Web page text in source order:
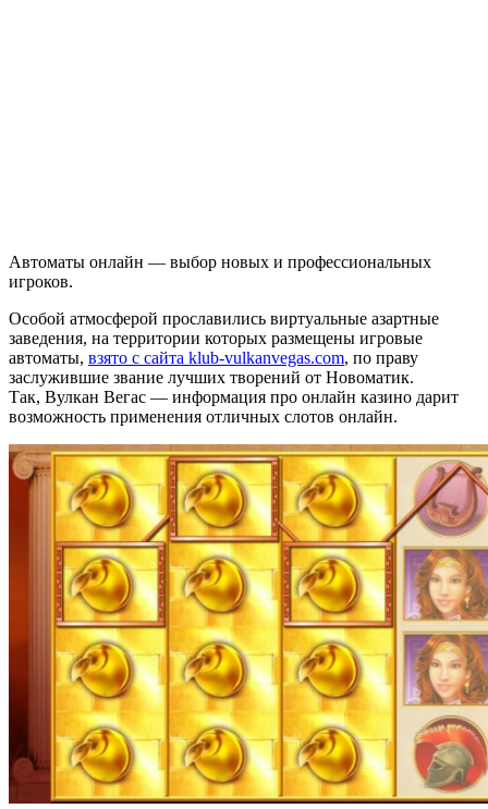
Автоматы онлайн — выбор новых и профессиональных
игроков.
Особой атмосферой прославились виртуальные азартные
заведения, на территории которых размещены игровые
автоматы, взято с сайта klub-vulkanvegas.com, по праву
заслужившие звание лучших творений от Новоматик.
Так, Вулкан Вегас — информация про онлайн казино дарит
возможность применения отличных слотов онлайн.